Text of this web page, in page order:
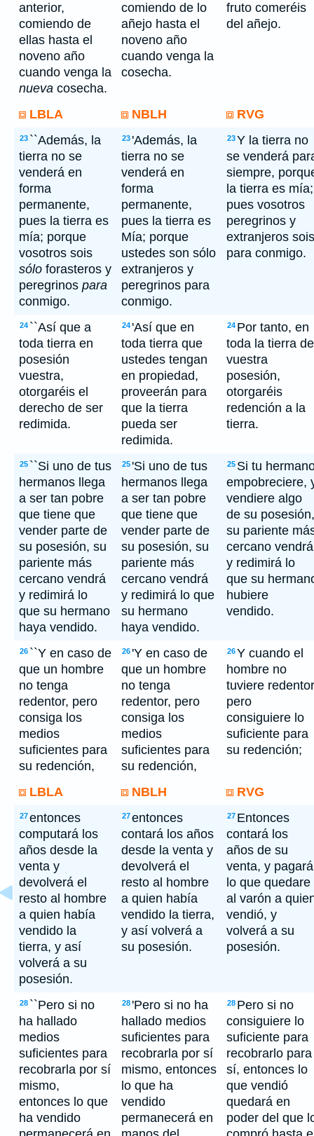
anterior,
comiendo de
ellas hasta el
noveno año
cuando venga la
nueva cosecha.
comiendo de lo
añejo hasta el
noveno año
cuando venga la
cosecha.
fruto comeréis
del añejo.
LBLA NBLH RVG
23 ``Además, la
tierra no se
venderá en
forma
permanente,
pues la tierra es
mía; porque
vosotros sois
sólo forasteros y
peregrinos para
conmigo.
23 'Además, la
tierra no se
venderá en
forma
permanente,
pues la tierra es
Mía; porque
ustedes son sólo
extranjeros y
peregrinos para
conmigo.
23Y la tierra no
se venderá
siempre,
la tierra es mía;
pues vosotros
peregrinos y
extranjeros sois
para conmigo.
24 ``Así que a
toda tierra en
posesión
vuestra,
otorgaréis el
derecho de ser
redimida.
24 'Así que en
toda tierra que
ustedes tengan
en propiedad,
proveerán para
que la tierra
pueda ser
redimida.
24 Por tanto, en
toda la tierra de
vuestra
posesión,
otorgaréis
redención a la
tierra.
25 ``Si uno de tus
hermanos llega
a ser tan pobre
que tiene que
vender parte de
su posesión, su
pariente más
cercano vendrá
y redimirá lo
que su hermano
haya vendido.
25 'Si uno de tus
hermanos llega
a ser tan pobre
que tiene que
vender parte de
su posesión, su
pariente más
cercano vendrá
y redimirá lo que
su hermano
haya vendido.
25 Si tu
empobreciere,
vendiere algo
de su posesión,
su pariente
cercano vendrá
y redimirá lo
que su
hubiere
vendido.
26 ``Y en caso de
que un hombre
no tenga
redentor, pero
consiga los
medios
suficientes para
su redención,
26 'Y en caso de
que un hombre
no tenga
redentor, pero
consiga los
medios
suficientes para
su redención,
26Y cuando el
hombre no
tuviere
pero
consiguiere lo
suficiente para
su redención;
LBLA NBLH RVG
27entonces
computará los
años desde la
venta y
devolverá el
resto al hombre
a quien había
vendido la
tierra, y así
volverá a su
posesión.
27entonces
contará los años
desde la venta y
devolverá el
resto al hombre
a quien había
vendido la tierra,
y así volverá a
su posesión.
27 Entonces
contará los
años de su
venta, y pagará
lo que quedare
al varón a
vendió, y
volverá a su
posesión.
28 ``Pero si no
ha hallado
medios
suficientes para
recobrarla por sí
mismo,
entonces lo que
ha vendido
28 'Pero si no ha
hallado medios
suficientes para
recobrarla por sí
mismo, entonces
lo que ha
vendido
permanecerá en
28 Pero si no
consiguiere lo
suficiente para
recobrarlo para
sí, entonces lo
que vendió
quedará en
poder del que